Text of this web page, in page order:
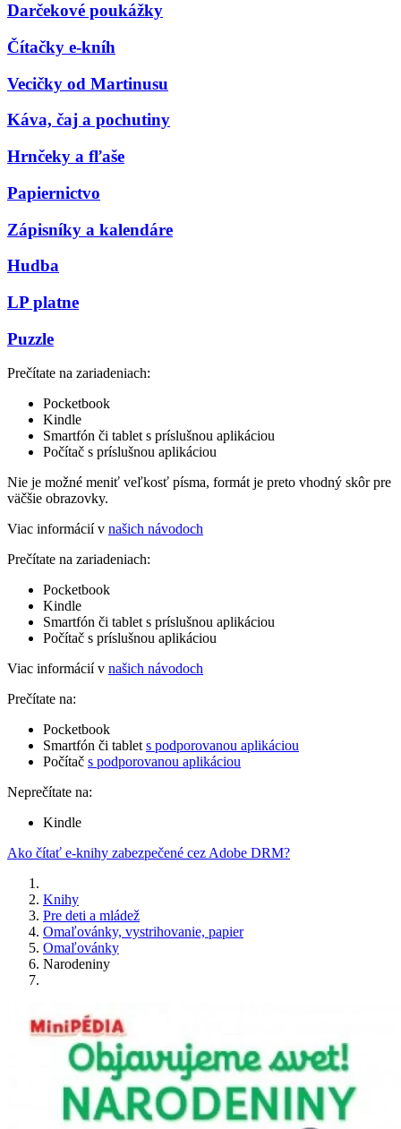
Darčekové poukážky
Čítačky e-kníh
Vecičky od Martinusu
Káva, čaj a pochutiny
Hrnčeky a fľaše
Papiernictvo
Zápisníky a kalendáre
Hudba
LP platne
Puzzle
Prečítate na zariadeniach:
Pocketbook
Kindle
Smartfón či tablet s príslušnou aplikáciou
Počítač s príslušnou aplikáciou
Nie je možné meniť veľkosť písma, formát je preto vhodný skôr pre
väčšie obrazovky.
Viac informácií v našich návodoch
Prečítate na zariadeniach:
Pocketbook
Kindle
Smartfón či tablet s príslušnou aplikáciou
Počítač s príslušnou aplikáciou
Viac informácií v našich návodoch
Prečítate na:
Pocketbook
Smartfón či tablet s podporovanou aplikáciou
Počítač s podporovanou aplikáciou
Neprečítate na:
Kindle
Ako čítať e-knihy zabezpečené cez Adobe DRM?
Knihy
Pre deti a mládež
Omaľovánky, vystrihovanie, papier
Omaľovánky
Narodeniny